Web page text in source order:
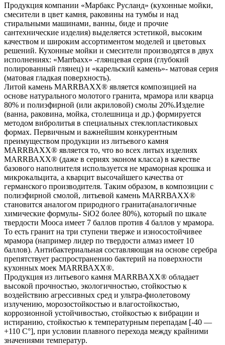
Продукция компании «Марбакс Русланд» (кухонные мойки,
смесители в цвет камня, раковины на тумбы и над
стиральными машинами, ванны, биде и прочие
сантехнические изделия) выделяется эстетикой, высоким
качеством и широким ассортиментом моделей и цветовых
решений. Кухонные мойки и смесители производятся в двух
исполнениях: «Маrrbахх» -глянцевая серия (глубокий
полированный глянец) и «карельский камень»- матовая серия
(матовая гладкая поверхность).
Литой камень МАRRВАХХ® является композицией на
основе натурального молотого гранита, мрамора или кварца
80% и полиэфирной (или акриловой) смолы 20%.Изделие
(ванна, раковина, мойка, столешница и др.) формируется
методом вибролитья в специальных стеклопластиковых
формах. Первичным и важнейшим конкурентным
преимуществом продукции из литьевого камня
МАRRВАХХ® является то, что во всех литых изделиях
МАRRВАХХ® (даже в сериях эконом класса) в качестве
базового наполнителя используется не мраморная крошка и
микрокальцита, а кварцит высочайшего качества от
германского производителя. Таким образом, в композиции с
полиэфирной смолой, литьевой камень МАRRВАХХ®
становится аналогом природного гранита(аналогичные
химические формулы- SiO2 более 80%), который по шкале
твердости Мооса имеет 7 баллов против 4 баллов у мрамора.
То есть гранит на три ступени тверже и износостойчивее
мрамора (например лидер по твердости алмаз имеет 10
баллов). Антибактериальная составляющая на основе серебра
препятствует распространению бактерий на поверхности
кухонных моек МАRRВАХХ®.
Продукция из литьевого камня МАRRВАХХ® обладает
высокой прочностью, экологичностью, стойкостью к
воздействию агрессивных сред и ультра-фиолетовому
излучению, морозостойкостью и влагостойкостью,
коррозионной устойчивостью, стойкостью к вибрации и
истиранию, стойкостью к температурным перепадам [-40 —
+110 С°], при условии плавного перехода между крайними
значениями температур.